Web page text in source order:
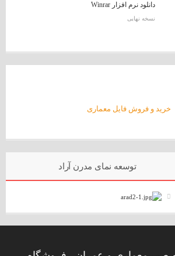
دانلود نرم افزار Winrar
نسخه نهایی
خرید و فروش فایل معماری
توسعه نمای مدرن آراد